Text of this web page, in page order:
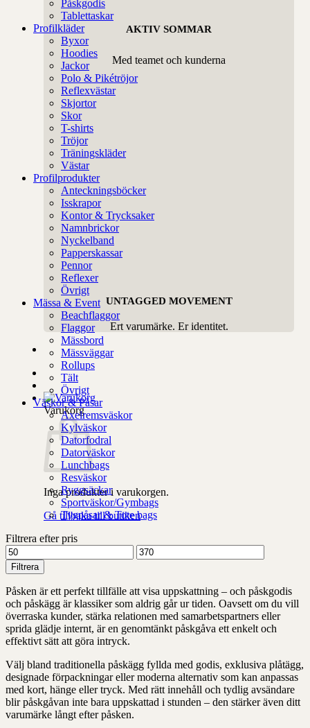
AKTIV SOMMAR
Med teamet och kunderna
UNTAGGED MOVEMENT
Ert varumärke. Er identitet.
Varukorg
Inga produkter i varukorgen.
Gå tillbaka till butiken
Påskgodis
Tablettaskar
Profilkläder
Byxor
Hoodies
Jackor
Polo & Pikétröjor
Reflexvästar
Skjortor
Skor
T-shirts
Tröjor
Träningskläder
Västar
Profilprodukter
Anteckningsböcker
Isskrapor
Kontor & Trycksaker
Namnbrickor
Nyckelband
Papperskassar
Pennor
Reflexer
Övrigt
Mässa & Event
Beachflaggor
Flaggor
Mässbord
Mässväggar
Rollups
Tält
Övrigt
Väskor & Påsar
Axelremsväskor
Kylväskor
Datorfodral
Datorväskor
Lunchbags
Resväskor
Ryggsäckar
Sportväskor/Gymbags
Tygpåsar & Tote bags
Filtrera efter pris
Min
pris
Max
pris
Filtrera
Påsken är ett perfekt tillfälle att visa uppskattning – och påskgodis
och påskägg är klassiker som aldrig går ur tiden. Oavsett om du vill
överraska kunder, stärka relationen med samarbetspartners eller
sprida glädje internt, är en genomtänkt påskgåva ett enkelt och
effektivt sätt att göra intryck.
Välj bland traditionella påskägg fyllda med godis, exklusiva plåtägg,
designade förpackningar eller moderna alternativ som kan anpassas
med kort, hänge eller tryck. Med rätt innehåll och tydlig avsändare
blir påskgåvan inte bara uppskattad i stunden – den stärker även ditt
varumärke långt efter påsken.